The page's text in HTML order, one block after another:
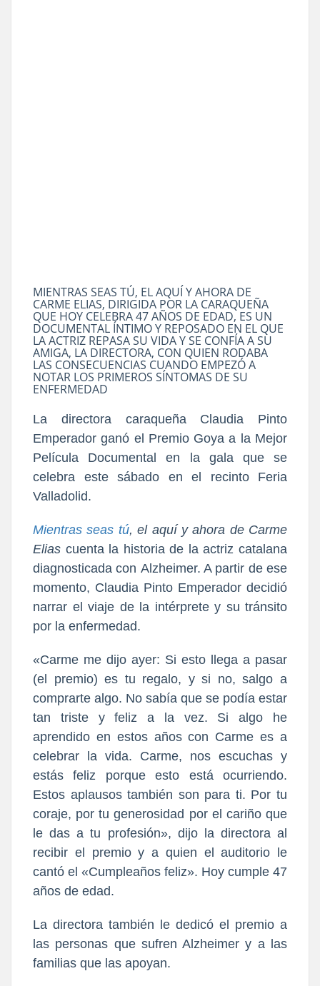
MIENTRAS SEAS TÚ, EL AQUÍ Y AHORA DE
CARME ELIAS, DIRIGIDA POR LA CARAQUEÑA
QUE HOY CELEBRA 47 AÑOS DE EDAD, ES UN
DOCUMENTAL ÍNTIMO Y REPOSADO EN EL QUE
LA ACTRIZ REPASA SU VIDA Y SE CONFÍA A SU
AMIGA, LA DIRECTORA, CON QUIEN RODABA
LAS CONSECUENCIAS CUANDO EMPEZÓ A
NOTAR LOS PRIMEROS SÍNTOMAS DE SU
ENFERMEDAD
La directora caraqueña Claudia Pinto
Emperador ganó el Premio Goya a la Mejor
Película Documental en la gala que se
celebra este sábado en el recinto Feria
Valladolid.
Mientras seas tú, el aquí y ahora de Carme
Elias cuenta la historia de la actriz catalana
diagnosticada con Alzheimer. A partir de ese
momento, Claudia Pinto Emperador decidió
narrar el viaje de la intérprete y su tránsito
por la enfermedad.
«Carme me dijo ayer: Si esto llega a pasar
(el premio) es tu regalo, y si no, salgo a
comprarte algo. No sabía que se podía estar
tan triste y feliz a la vez. Si algo he
aprendido en estos años con Carme es a
celebrar la vida. Carme, nos escuchas y
estás feliz porque esto está ocurriendo.
Estos aplausos también son para ti. Por tu
coraje, por tu generosidad por el cariño que
le das a tu profesión», dijo la directora al
recibir el premio y a quien el auditorio le
cantó el «Cumpleaños feliz». Hoy cumple 47
años de edad.
La directora también le dedicó el premio a
las personas que sufren Alzheimer y a las
familias que las apoyan.